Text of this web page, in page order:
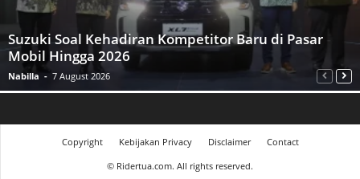
Suzuki Soal Kehadiran Kompetitor Baru di Pasar
Mobil Hingga 2026
Nabilla - 7 August 2026
Copyright Kebijakan Privacy Disclaimer
Contact
© Ridertua.com. All rights reserved.